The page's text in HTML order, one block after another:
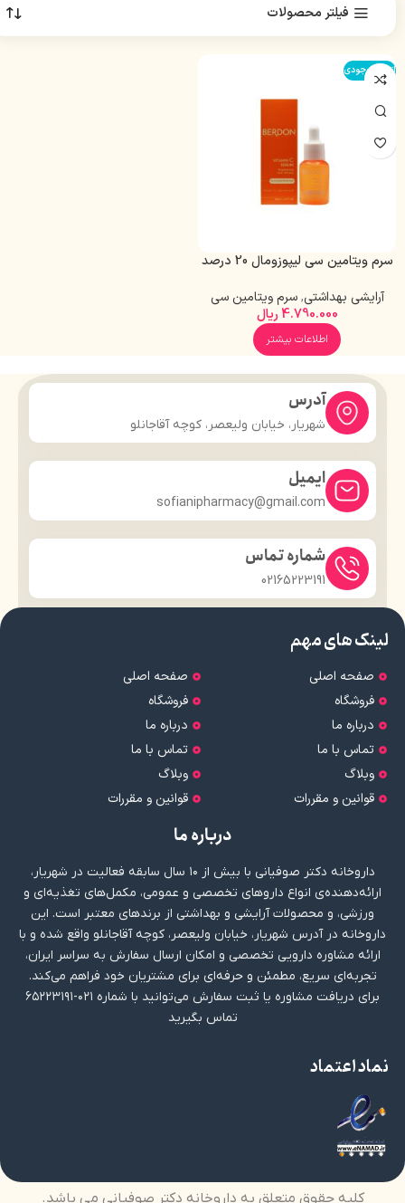
فیلتر محصولات
اتمام موجودی
سرم ویتامین سی لیپوزومال 20 درصد
آرایشی بهداشتی,سرم ویتامین سی
4.790.000ریال
اطلاعات بیشتر
آدرس
شهریار، خیابان ولیعصر، کوچه آقاجانلو
ایمیل
sofianipharmacy@gmail.com
شماره تماس
02165223191
لینک های مهم
صفحه اصلی
فروشگاه
درباره ما
تماس با ما
وبلاگ
قوانین و مقررات
صفحه اصلی
فروشگاه
درباره ما
تماس با ما
وبلاگ
قوانین و مقررات
درباره ما
داروخانه دکتر صوفیانی با بیش از ۱۰ سال سابقه فعالیت در شهریار،
ارائه‌دهنده‌ی انواع داروهای تخصصی و عمومی، مکمل‌های تغذیه‌ای و
ورزشی، و محصولات آرایشی و بهداشتی از برندهای معتبر است. این
داروخانه در آدرس شهریار، خیابان ولیعصر، کوچه آقاجانلو واقع شده و با
ارائه مشاوره دارویی تخصصی و امکان ارسال سفارش به سراسر ایران،
تجربه‌ای سریع، مطمئن و حرفه‌ای برای مشتریان خود فراهم می‌کند.
برای دریافت مشاوره یا ثبت سفارش می‌توانید با شماره ۰۲۱-۶۵۲۲۳۱۹۱
تماس بگیرید
نماد اعتماد
کلیه حقوق متعلق به داروخانه دکتر صوفیانی می باشد.